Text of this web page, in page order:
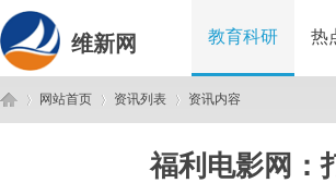
维新网 教育科研 热
网站首页 资讯列表 资讯内容
福利电影网：